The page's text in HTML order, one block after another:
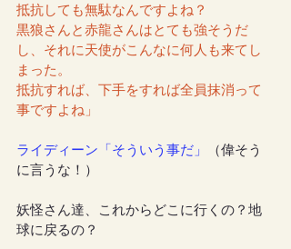
抵抗しても無駄なんですよね？
黒狼さんと赤龍さんはとても強そうだ
し、それに天使がこんなに何人も来てし
まった。
抵抗すれば、下手をすれば全員抹消って
事ですよね」
ライディーン「そういう事だ」
（偉そう
に言うな！）
妖怪さん達、これからどこに行くの？地
球に戻るの？